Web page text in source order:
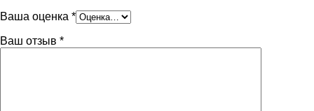
Ваша оценка *
Ваш отзыв *